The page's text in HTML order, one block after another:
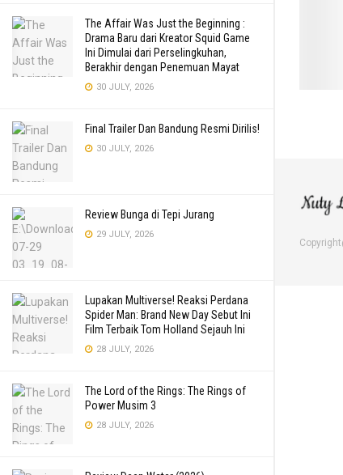
The Affair Was Just the Beginning :
Drama Baru dari Kreator Squid Game
Ini Dimulai dari Perselingkuhan,
Berakhir dengan Penemuan Mayat
30 JULY, 2026
Final Trailer Dan Bandung Resmi Dirilis!
30 JULY, 2026
Review Bunga di Tepi Jurang
29 JULY, 2026
Lupakan Multiverse! Reaksi Perdana
Spider Man: Brand New Day Sebut Ini
Film Terbaik Tom Holland Sejauh Ini
28 JULY, 2026
The Lord of the Rings: The Rings of
Power Musim 3
28 JULY, 2026